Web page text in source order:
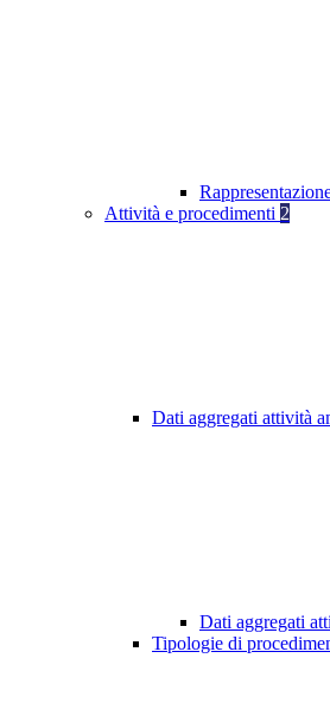
Attività e procedimenti 2
Dati aggregati attività
Dati aggregati
Tipologie di